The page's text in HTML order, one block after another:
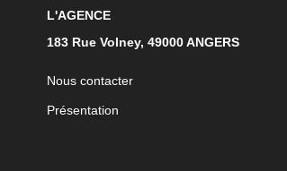
L'AGENCE
183 Rue Volney, 49000 ANGERS
Nous contacter
Présentation